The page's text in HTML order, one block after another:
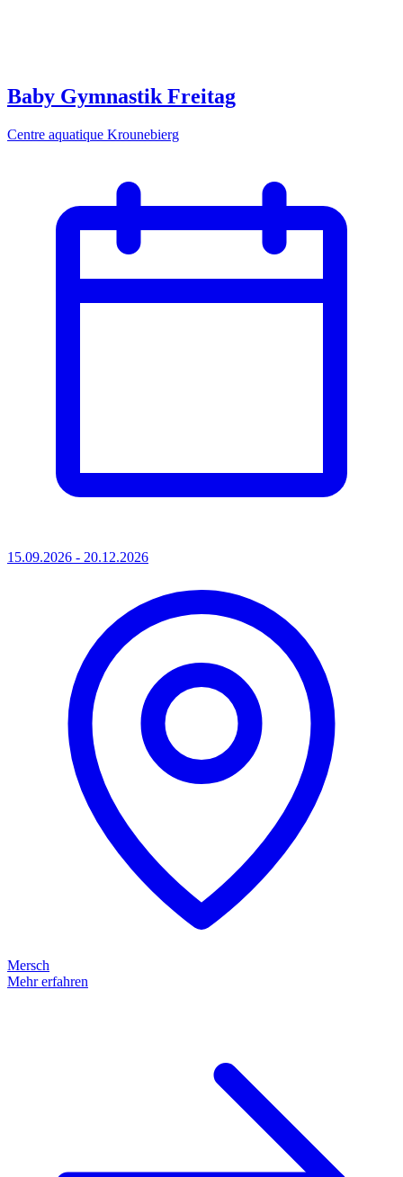
Baby Gymnastik Freitag
Centre aquatique Krounebierg
15.09.2026 - 20.12.2026
Mersch
Mehr erfahren